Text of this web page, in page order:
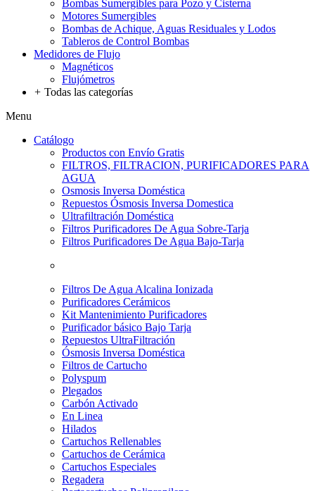
Bombas Sumergibles para Pozo y Cisterna
Motores Sumergibles
Bombas de Achique, Aguas Residuales y Lodos
Tableros de Control Bombas
Medidores de Flujo
Magnéticos
Flujómetros
+ Todas las categorías
Menu
Catálogo
Productos con Envío Gratis
FILTROS, FILTRACION, PURIFICADORES PARA
AGUA
Osmosis Inversa Doméstica
Repuestos Ósmosis Inversa Domestica
Ultrafiltración Doméstica
Filtros Purificadores De Agua Sobre-Tarja
Filtros Purificadores De Agua Bajo-Tarja
Filtros De Agua Alcalina Ionizada
Purificadores Cerámicos
Kit Mantenimiento Purificadores
Purificador básico Bajo Tarja
Repuestos UltraFiltración
Ósmosis Inversa Doméstica
Filtros de Cartucho
Polyspum
Plegados
Carbón Activado
En Linea
Hilados
Cartuchos Rellenables
Cartuchos de Cerámica
Cartuchos Especiales
Regadera